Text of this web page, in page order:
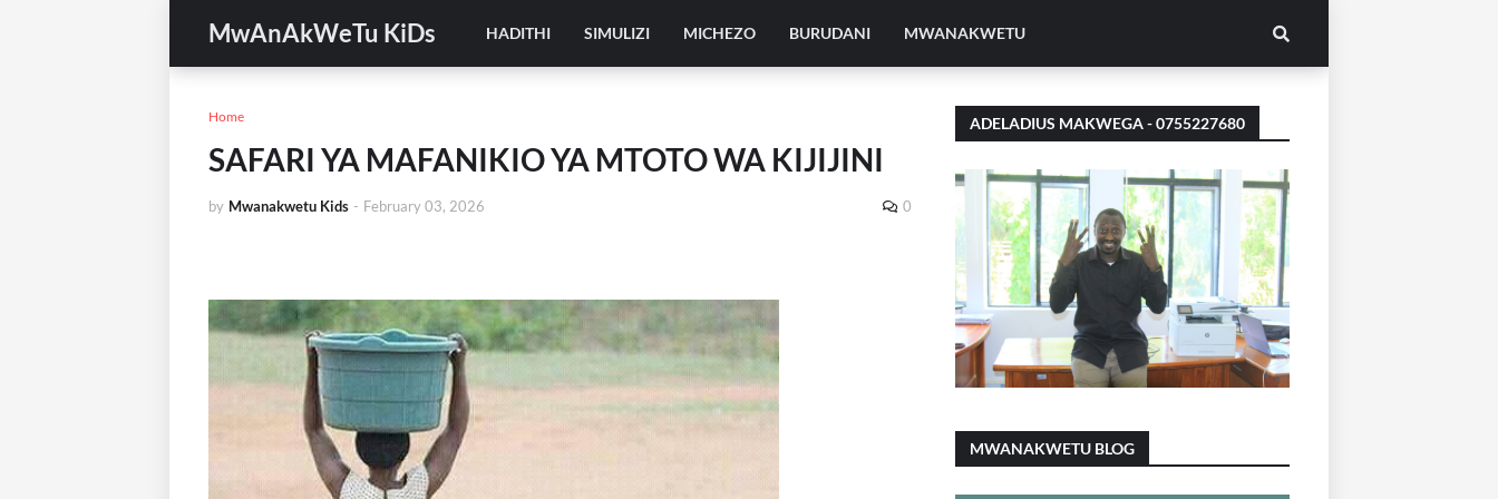
MwAnAkWeTu KiDs HADITHI SIMULIZI MICHEZO BURUDANI MWANAKWETU
Home
SAFARI YA MAFANIKIO YA MTOTO WA KIJIJINI
by Mwanakwetu Kids - February 03, 2026 0
ADELADIUS MAKWEGA - 0755227680
MWANAKWETU BLOG